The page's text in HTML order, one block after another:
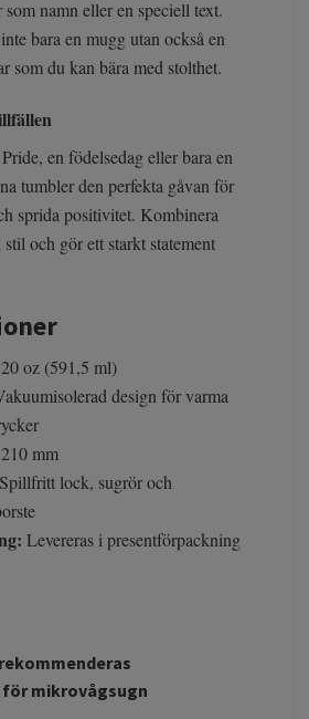
namn eller en speciell text.
bara en mugg utan också en
som du kan bära med stolthet.
en födelsedag eller bara en
tumbler den perfekta gåvan för
sprida positivitet. Kombinera
och gör ett starkt statement
20 oz (591,5 ml)
design för varma
mm
Spillfritt lock, sugrör och
Levereras i presentförpackning
för mikrovågsugn